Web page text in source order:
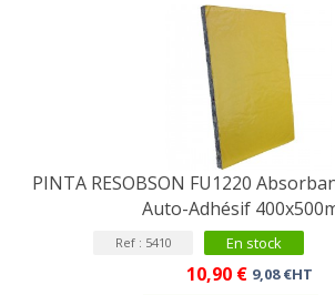
PINTA RESOBSON FU1220
Auto-Adhésif
Ref : 5410 En stock
10,90 € 9,08 €HT